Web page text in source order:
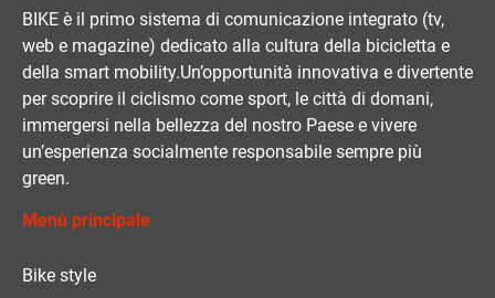
BIKE è il primo sistema di comunicazione integrato (tv,
web e magazine) dedicato alla cultura della bicicletta e
della smart mobility.Un’opportunità innovativa e divertente
per scoprire il ciclismo come sport, le città di domani,
immergersi nella bellezza del nostro Paese e vivere
un’esperienza socialmente responsabile sempre più
green.
Menù principale
Bike style